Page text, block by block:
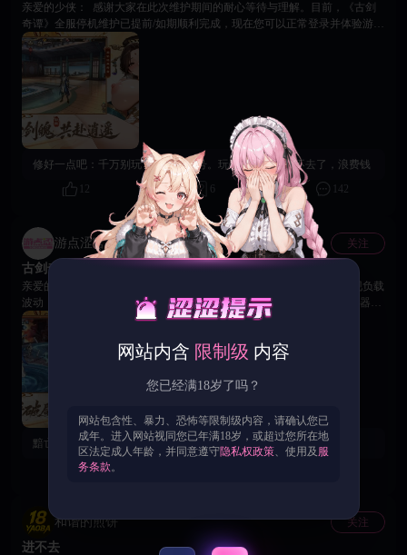
亲爱的少侠： 感谢大家在此次维护期间的耐心等待与理解。目前，《古剑
奇谭》全服停机维护已提前/如期顺利完成，现在您可以正常登录并体验游
戏。 为了保障您的客户端运行稳定及后续更新顺畅，请前往18Game平台下
载并安装最新版本的游戏包，以获得最佳游戏体验。、 📢 维护补偿说明 为
弥补本次维护对您造成的不便，游戏已为全服玩家准备了丰厚的维护补偿礼
包。请您在下载更新包体后前往游戏内邮箱系统进行查收。 再次感谢各位
仙家道友对《古剑奇谭》的支持与厚爱。如您在登录或下载过程中遇到任何
问题，请联系18Game平台客服寻求帮助。感谢你的支持和理解。 《古剑奇
谭》运营团队 2026年6月12日
修好一点吧： 千万别玩，这游戏吞号。玩了一天直接进不去了，浪费钱
12
142
游点涩官方账号 官方 关注
古剑奇谭 | 06/22服务器波动说明及临时维护公告
亲爱的玩家： 由于端午期间活动参与人数高度集中，活动入口通道出现负载
波动，部分玩家可能在进行相关操作时遇到延迟、报错或无法进入服务器等
情况。技术团队已第一时间对波动原因进行紧急排查，目前所有服务器波动
问题均已修复，请重新尝试登录游戏并查收以下补偿兑换码。 专属补偿兑换
码： happy18 兑换领取方式： 登录游戏后，在【福利】-【兑换码】界面输
入该码，即可领取兑换码礼包。 给各位带来的不便，我们深表歉意。目前我
们已通过游戏内邮件为全服玩家再次发放相应补偿，请前往游戏内进行查
黯亡：
12号的补偿呢？一直没发吧
11
和谐的煎饼 关注
进不去
网站内含 限制级 内容
您已经满18岁了吗？
网站包含性、暴力、恐怖等限制级内容，请确认您已
成年。进入网站视同您已年满18岁，或超过您所在地
区法定成人年龄，并同意遵守隐私权政策、使用及 服
务条款。